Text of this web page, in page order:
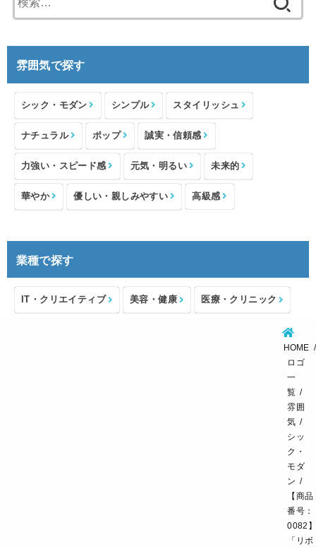
索:
雰囲気で探す
シック・モダン シンプル スタイリッシュ
ナチュラル ポップ 誠実・信頼感
力強い・スピード感 元気・明るい 未来的
華やか 優しい・親しみやすい 高級感
業種で探す
IT・クリエイティブ 美容・健康 医療・クリニック
HOME
ロゴ
一
覧
雰囲
気
シッ
ク・
モダ
ン
【商品
番号：
0082】
「リボ